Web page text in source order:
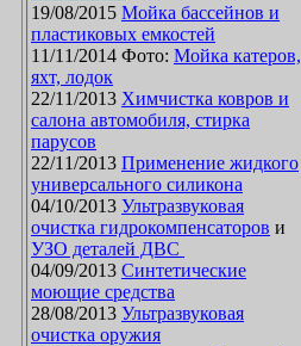
19/08/2015 Мойка бассейнов и
пластиковых емкостей
11/11/2014 Фото: Мойка катеров,
яхт, лодок
22/11/2013 Химчистка ковров и
салона автомобиля, стирка
парусов
22/11/2013 Применение жидкого
универсального силикона
04/10/2013 Ультразвуковая
очистка гидрокомпенсаторов и
УЗО деталей ДВС
04/09/2013 Синтетические
моющие средства
28/08/2013 Ультразвуковая
очистка оружия